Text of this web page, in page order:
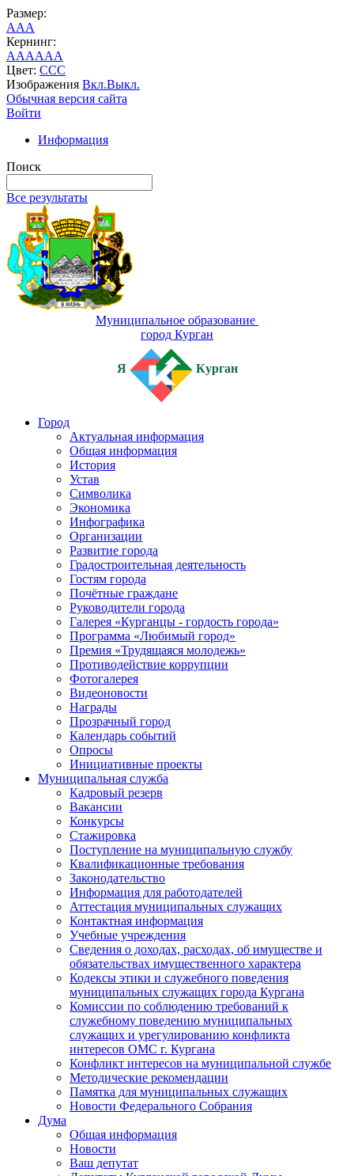
Размер:
AAA
Кернинг:
AAAAAA
Цвет: CCC
Изображения Вкл.Выкл.
Обычная версия сайта
Войти
Информация
Поиск
Все результаты
Муниципальное образование
город Курган
Я Курган
Город
Актуальная информация
Общая информация
История
Устав
Символика
Экономика
Инфографика
Организации
Развитие города
Градостроительная деятельность
Гостям города
Почётные граждане
Руководители города
Галерея «Курганцы - гордость города»
Программа «Любимый город»
Премия «Трудящаяся молодежь»
Противодействие коррупции
Фотогалерея
Видеоновости
Награды
Прозрачный город
Календарь событий
Опросы
Инициативные проекты
Муниципальная служба
Кадровый резерв
Вакансии
Конкурсы
Стажировка
Поступление на муниципальную службу
Квалификационные требования
Законодательство
Информация для работодателей
Аттестация муниципальных служащих
Контактная информация
Учебные учреждения
Сведения о доходах, расходах, об имуществе и
обязательствах имущественного характера
Кодексы этики и служебного поведения
муниципальных служащих города Кургана
Комиссии по соблюдению требований к
служебному поведению муниципальных
служащих и урегулированию конфликта
интересов ОМС г. Кургана
Конфликт интересов на муниципальной службе
Методические рекомендации
Памятка для муниципальных служащих
Новости Федерального Cобрания
Дума
Общая информация
Новости
Ваш депутат